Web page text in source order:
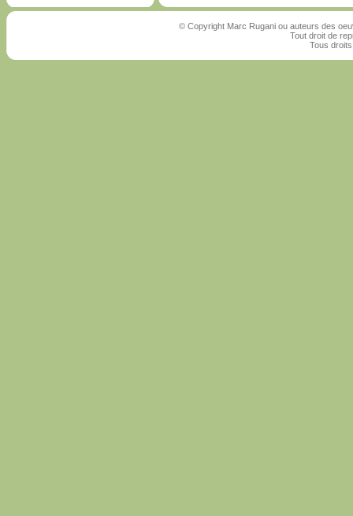
© Copyright Marc Rugani ou auteurs des
Tout droit de
Tous